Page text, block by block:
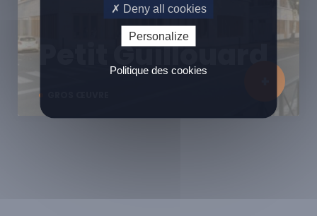
Petit Guillouard
Deny all cookies
Personalize
Politique des cookies